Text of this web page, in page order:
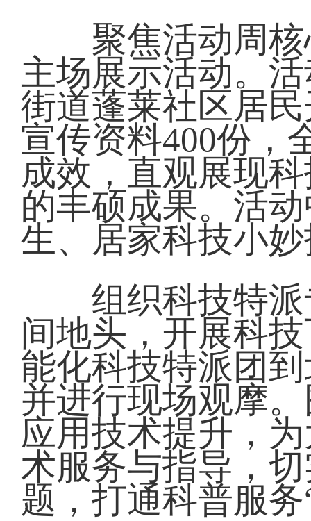
聚焦活动周核
主场展示活动。
街道蓬莱社区居
宣传资料400份，
成效，直观展现
的丰硕成果。活
生、居家科技小
组织科技特派
间地头，开展科
能化科技特派团
并进行现场观摩
应用技术提升，
术服务与指导，
题，打通科普服